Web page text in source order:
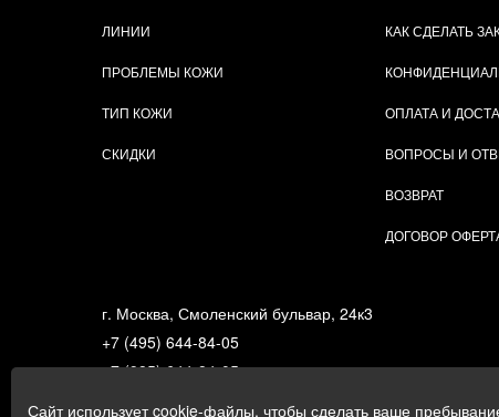
ЛИНИИ
ПРОБЛЕМЫ КОЖИ
ТИП КОЖИ
СКИДКИ
КАК СДЕЛАТЬ
ОПЛАТА И
ВОПРОСЫ И
ВОЗВРАТ
ДОГОВОР
г. Москва, Смоленский бульвар, 24к3
+7 (495) 644-84-05
+7 (985) 644-84-05
zakaz@gigi.ru
Сайт использует cookie-файлы, чтобы сделать ваше